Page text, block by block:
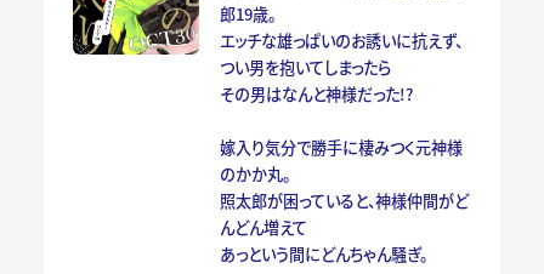
郎19歳。
エッチな雄っぱいのお誘いに抗えず、
つい男を抱いてしまったら
その男はなんと神様だった!?
嫁入り気分で勝手に棲みつく元神様
のかか丸。
照太郎が困っていると、神様仲間がど
んどん増えて
あっという間にどんちゃん騒ぎ。